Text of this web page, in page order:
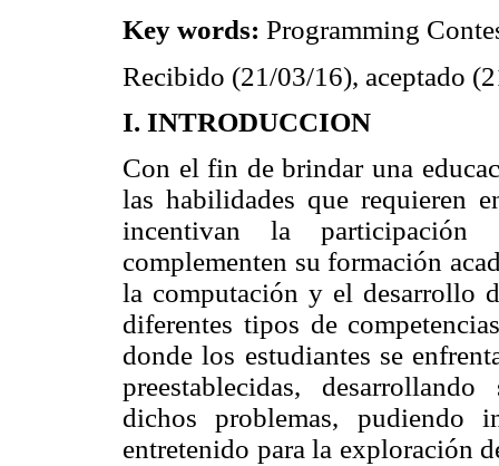
Key words: Programming
Recibido (21/03/16), aceptado
I. INTRODUCCION
Con el fin de brindar una
las habilidades que requieren
incentivan la participación
complementen su formación
la computación y el desarrollo
diferentes tipos de
donde los estudiantes se
preestablecidas,
dichos problemas, pudiendo
entretenido para la exploración